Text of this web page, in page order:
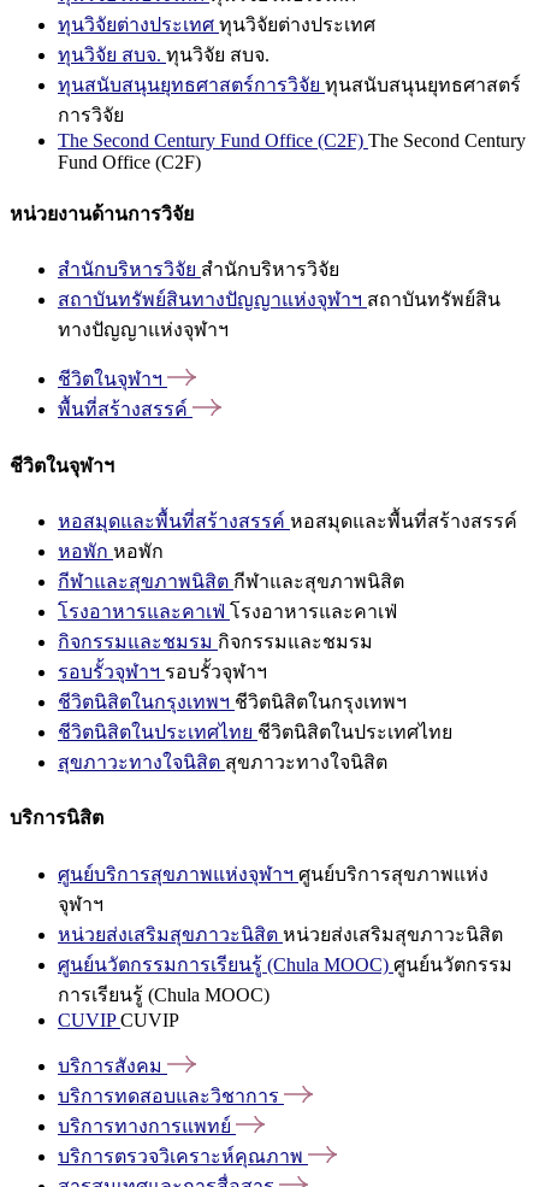
ทุนวิจัยต่างประเทศ ทุนวิจัยต่างประเทศ
ทุนวิจัย สบจ. ทุนวิจัย สบจ.
ทุนสนับสนุนยุทธศาสตร์การวิจัย ทุนสนับสนุนยุทธศาสตร์
การวิจัย
The Second Century Fund Office (C2F) The Second Century
Fund Office (C2F)
หน่วยงานด้านการวิจัย
สำนักบริหารวิจัย สำนักบริหารวิจัย
สถาบันทรัพย์สินทางปัญญาแห่งจุฬาฯ สถาบันทรัพย์สิน
ทางปัญญาแห่งจุฬาฯ
ชีวิตในจุฬาฯ
พื้นที่สร้างสรรค์
ชีวิตในจุฬาฯ
หอสมุดและพื้นที่สร้างสรรค์ หอสมุดและพื้นที่สร้างสรรค์
หอพัก หอพัก
กีฬาและสุขภาพนิสิต กีฬาและสุขภาพนิสิต
โรงอาหารและคาเฟ่ โรงอาหารและคาเฟ่
กิจกรรมและชมรม กิจกรรมและชมรม
รอบรั้วจุฬาฯ รอบรั้วจุฬาฯ
ชีวิตนิสิตในกรุงเทพฯ ชีวิตนิสิตในกรุงเทพฯ
ชีวิตนิสิตในประเทศไทย ชีวิตนิสิตในประเทศไทย
สุขภาวะทางใจนิสิต สุขภาวะทางใจนิสิต
บริการนิสิต
ศูนย์บริการสุขภาพแห่งจุฬาฯ ศูนย์บริการสุขภาพแห่ง
จุฬาฯ
หน่วยส่งเสริมสุขภาวะนิสิต หน่วยส่งเสริมสุขภาวะนิสิต
ศูนย์นวัตกรรมการเรียนรู้ (Chula MOOC) ศูนย์นวัตกรรม
การเรียนรู้ (Chula MOOC)
CUVIPCUVIP
บริการสังคม
บริการทดสอบและวิชาการ
บริการทางการแพทย์
บริการตรวจวิเคราะห์คุณภาพ